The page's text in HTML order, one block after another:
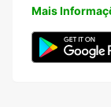
Mais